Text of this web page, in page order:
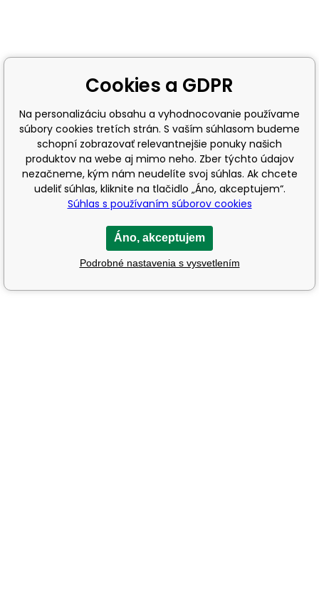
Cookies a GDPR
Na personalizáciu obsahu a vyhodnocovanie používame
súbory cookies tretích strán. S vaším súhlasom budeme
schopní zobrazovať relevantnejšie ponuky našich
produktov na webe aj mimo neho. Zber týchto údajov
nezačneme, kým nám neudelíte svoj súhlas. Ak chcete
udeliť súhlas, kliknite na tlačidlo „Áno, akceptujem“.
Súhlas s používaním súborov cookies
Áno, akceptujem
Podrobné nastavenia s vysvetlením